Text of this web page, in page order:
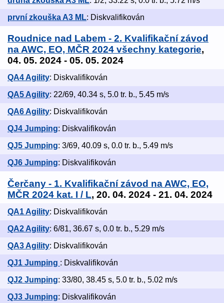
první zkouška A3 ML: Diskvalifikován
Roudnice nad Labem - 2. Kvalifikační závod
na AWC, EO, MČR 2024 všechny kategorie,
04. 05. 2024 - 05. 05. 2024
QA4 Agility: Diskvalifikován
QA5 Agility: 22/69, 40.34 s, 5.0 tr. b., 5.45 m/s
QA6 Agility: Diskvalifikován
QJ4 Jumping: Diskvalifikován
QJ5 Jumping: 3/69, 40.09 s, 0.0 tr. b., 5.49 m/s
QJ6 Jumping: Diskvalifikován
Čerčany - 1. Kvalifikační závod na AWC, EO,
MČR 2024 kat. I / L, 20. 04. 2024 - 21. 04. 2024
QA1 Agility: Diskvalifikován
QA2 Agility: 6/81, 36.67 s, 0.0 tr. b., 5.29 m/s
QA3 Agility: Diskvalifikován
QJ1 Jumping : Diskvalifikován
QJ2 Jumping: 33/80, 38.45 s, 5.0 tr. b., 5.02 m/s
QJ3 Jumping: Diskvalifikován